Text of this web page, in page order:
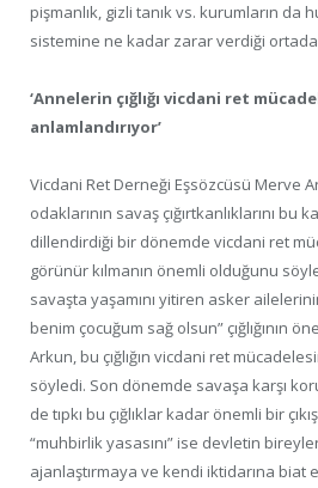
pişmanlık, gizli tanık vs. kurumların da
sistemine ne kadar zarar verdiği
‘Annelerin çığlığı vicdani ret
anlamlandırıyor’
Vicdani Ret Derneği Eşsözcüsü Merve
odaklarının savaş çığırtkanlıklarını
dillendirdiği bir dönemde vicdani ret
görünür kılmanın önemli olduğunu
savaşta yaşamını yitiren asker
benim çocuğum sağ olsun” çığlığının
Arkun, bu çığlığın vicdani ret
söyledi. Son dönemde savaşa karşı
de tıpkı bu çığlıklar kadar önemli bir
“muhbirlik yasasını” ise devletin
ajanlaştırmaya ve kendi iktidarına biat